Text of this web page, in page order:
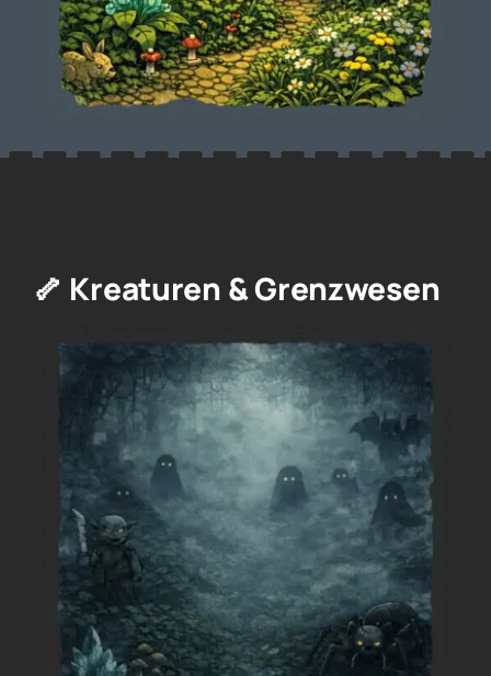
🦴 Kreaturen & Grenzwesen